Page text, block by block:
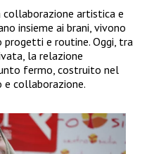
artistica e
insieme ai brani, vivono
progetti e routine. Oggi, tra
la relazione
fermo, costruito nel
collaborazione.